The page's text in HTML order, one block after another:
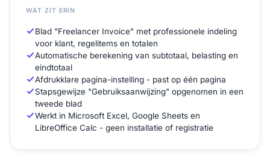
WAT ZIT ERIN
Blad "Freelancer Invoice" met professionele indeling
voor klant, regelitems en totalen
Automatische berekening van subtotaal, belasting en
eindtotaal
Afdrukklare pagina-instelling - past op één pagina
Stapsgewijze "Gebruiksaanwijzing" opgenomen in een
tweede blad
Werkt in Microsoft Excel, Google Sheets en
LibreOffice Calc - geen installatie of registratie